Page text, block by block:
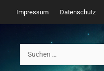
Inhalt
springen
Impressum Datenschutz
nach: